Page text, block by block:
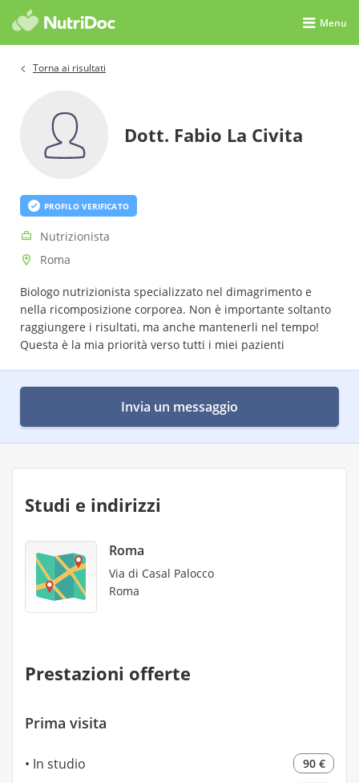
Menu
Torna ai risultati
Dott. Fabio La Civita
PROFILO VERIFICATO
Nutrizionista
Roma
Biologo nutrizionista specializzato nel dimagrimento e
nella ricomposizione corporea. Non è importante soltanto
raggiungere i risultati, ma anche mantenerli nel tempo!
Questa è la mia priorità verso tutti i miei pazienti
Invia un messaggio
Studi e indirizzi
Roma
Via di Casal Palocco
Roma
Prestazioni offerte
Prima visita
In studio 90 €